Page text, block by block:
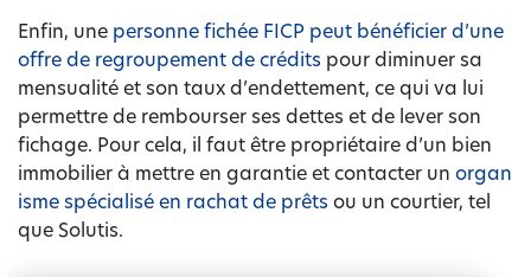
Enfin, une personne fichée FICP peut bénéficier d’une
offre de regroupement de crédits pour diminuer sa
mensualité et son taux d’endettement, ce qui va lui
permettre de rembourser ses dettes et de lever son
fichage. Pour cela, il faut être propriétaire d’un bien
immobilier à mettre en garantie et contacter un organ
isme spécialisé en rachat de prêts ou un courtier, tel
que Solutis.